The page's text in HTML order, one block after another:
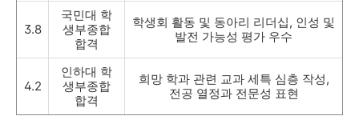
3.8
국민대 학
생부종합
합격
학생회 활동 및 동아리 리더십, 인성 및
발전 가능성 평가 우수
4.2
인하대 학
생부종합
합격
희망 학과 관련 교과 세특 심층 작성,
전공 열정과 전문성 표현